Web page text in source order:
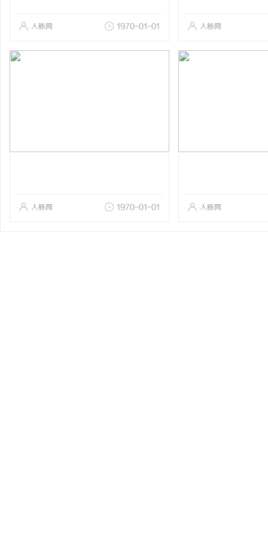
人脉网 1970-01-01 人脉网
人脉网 1970-01-01 人脉网